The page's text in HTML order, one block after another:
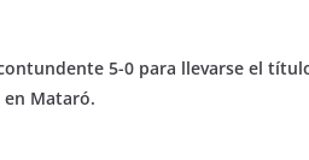
5-0 para llevarse el
en Mataró.